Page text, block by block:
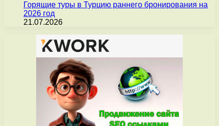
Горящие туры в Турцию раннего бронирования на
2026 год
21.07.2026